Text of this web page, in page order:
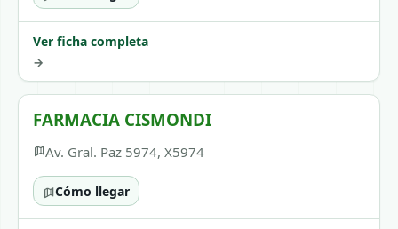
Ver ficha completa
→
FARMACIA CISMONDI
Av. Gral. Paz 5974, X5974
Cómo llegar